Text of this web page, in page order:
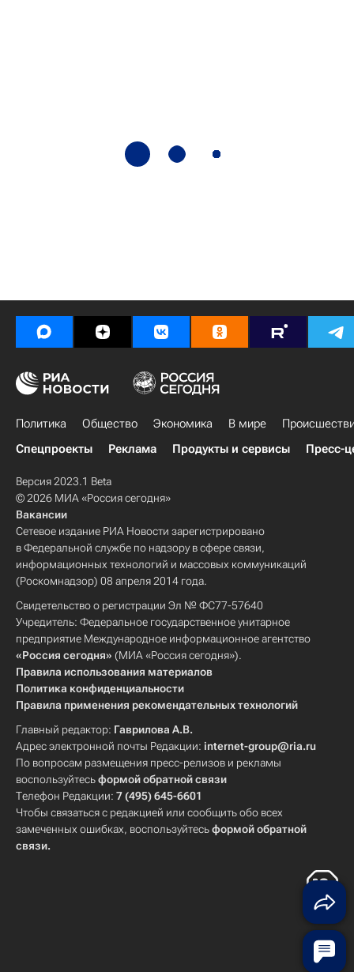
Политика Общество Экономика В мире
Спецпроекты
Реклама Продукты и сервисы Пресс-
Версия 2023.1 Beta
© 2026 МИА «Россия сегодня»
Вакансии
Сетевое издание РИА Новости зарегистрировано
в Федеральной службе по надзору в сфере связи,
информационных технологий и массовых коммуникаций
(Роскомнадзор) 08 апреля 2014 года.
Свидетельство о регистрации Эл № ФС77-57640
Учредитель: Федеральное государственное унитарное
предприятие Международное информационное агентство
«Россия сегодня» (МИА «Россия сегодня»).
Правила использования материалов
Политика конфиденциальности
Правила применения рекомендательных технологий
Главный редактор: Гаврилова А.В.
Адрес электронной почты Редакции: internet-group@ria.ru
По вопросам размещения пресс-релизов и рекламы
воспользуйтесьформой обратной связи
Телефон Редакции: 7 (495) 645-6601
Чтобы связаться с редакцией или сообщить обо всех
замеченных ошибках, воспользуйтесьформой обратной
связи.